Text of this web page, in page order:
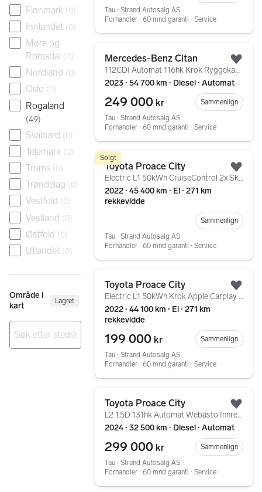
Finnmark (0)
Innlandet (0)
Møre og
Romsdal (0)
Nordland (0)
Oslo (0)
Rogaland
(49)
Svalbard (0)
Telemark (0)
Troms (0)
Trøndelag (0)
Vestfold (0)
Vestland (0)
Østfold (0)
Utlandet (0)
Område i
kart
Lagret
Tau ∙ Strand Autosalg AS
Forhandler ∙ 60 mnd garanti ∙ Service
Mercedes-Benz Citan
112CDI Automat 116hk Krok Ryggekamera LED 2x Skyvedør
2023 ∙ 54 700 km ∙ Diesel ∙ Automat
249 000 kr
Sammenlign
Tau ∙ Strand Autosalg AS
Forhandler ∙ 60 mnd garanti ∙ Service
Solgt
Toyota Proace City
Electric L1 50kWh CruiseControl 2x Skyvedører Dab+
2022 ∙ 45 400 km ∙ El ∙ 271 km
rekkevidde
Sammenlign
Tau ∙ Strand Autosalg AS
Forhandler ∙ 60 mnd garanti ∙ Service
Gå til annonsen
Toyota Proace City
Electric L1 50kWh Krok Apple Carplay Dab+
2022 ∙ 44 100 km ∙ El ∙ 271 km
rekkevidde
199 000 kr
Sammenlign
Tau ∙ Strand Autosalg AS
Forhandler ∙ 60 mnd garanti ∙ Service
Toyota Proace City
L2 1,5D 131hk Automat Webasto Innredning Dab+
2024 ∙ 32 500 km ∙ Diesel ∙ Automat
299 000 kr
Sammenlign
Tau ∙ Strand Autosalg AS
Forhandler ∙ 60 mnd garanti ∙ Service